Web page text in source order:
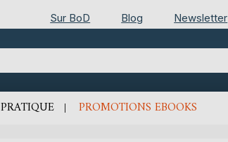
Sur BoD Blog Newsletter
PRATIQUE PROMOTIONS EBOOKS